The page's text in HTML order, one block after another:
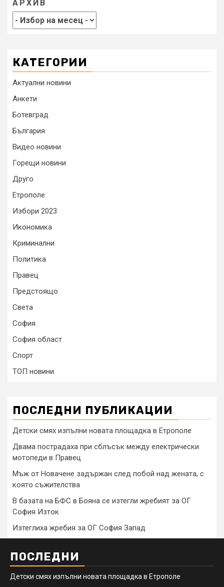
АРХИВ
КАТЕГОРИИ
Актуални новини
Анкети
Ботевград
България
Видео новини
Горещи новини
Друго
Етрополе
Избори 2023
Икономика
Криминални
Политика
Правец
Предстоящо
Света
София
София област
Спорт
ТОП новини
ПОСЛЕДНИ ПУБЛИКАЦИИ
Детски смях изпълни новата площадка в Етрополе
Двама пострадаха при сблъсък между електрически
мотопеди в Правец
Мъж от Новачене задържан след побой над жената, с
която съжителства
В базата на БФС в Бояна се изтегли жребият за ОГ
София Изток
Изтеглиха жребия за ОГ София Запад
ПОСЛЕДНИ
Детски смях изпълни новата площадка в Етрополе